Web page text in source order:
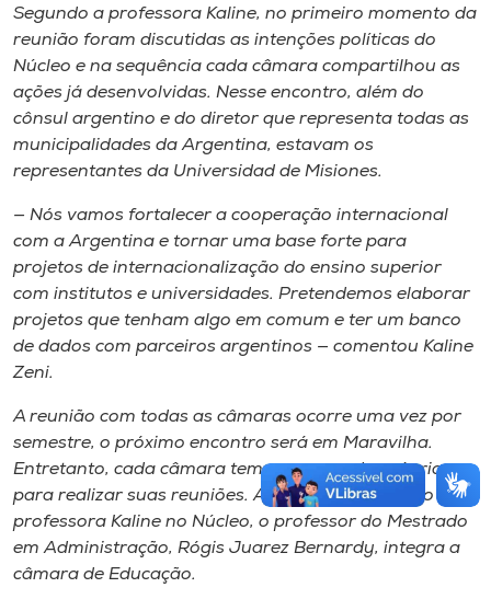
Segundo a professora Kaline, no primeiro momento da
reunião foram discutidas as intenções políticas do
Núcleo e na sequência cada câmara compartilhou as
ações já desenvolvidas. Nesse encontro, além do
cônsul argentino e do diretor que representa todas as
municipalidades da Argentina, estavam os
representantes da Universidad de Misiones.
— Nós vamos fortalecer a cooperação internacional
com a Argentina e tornar uma base forte para
projetos de internacionalização do ensino superior
com institutos e universidades. Pretendemos elaborar
projetos que tenham algo em comum e ter um banco
de dados com parceiros argentinos — comentou Kaline
Zeni.
A reunião com todas as câmaras ocorre uma vez por
semestre, o próximo encontro será em Maravilha.
Entretanto, cada câmara tem uma agenda própria
para realizar suas reuniões. Além da participação da
professora Kaline no Núcleo, o professor do Mestrado
em Administração, Rógis Juarez Bernardy, integra a
câmara de Educação.